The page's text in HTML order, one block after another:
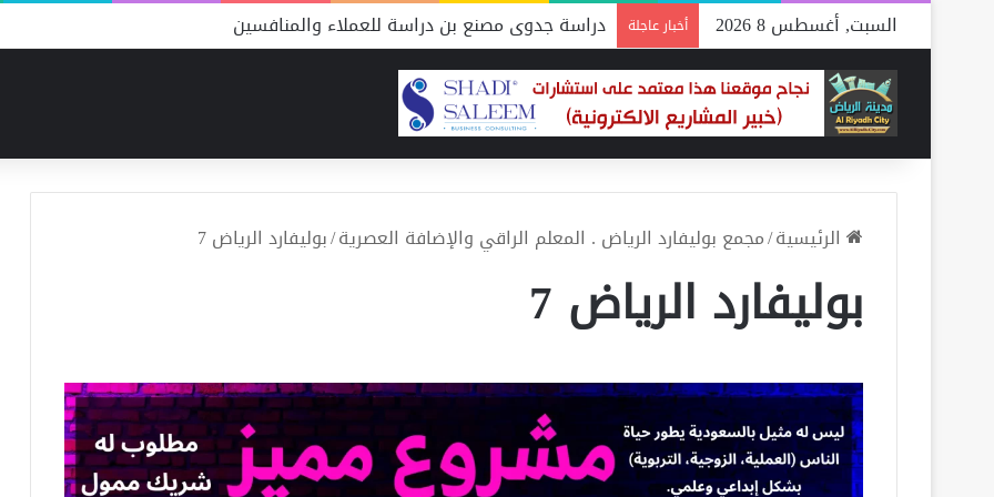
السبت, أغسطس 8 2026 أخبار عاجلة دراسة جدوى مصنع بن دراسة للعملاء والمنافسين
الرئيسية/مجمع بوليفارد الرياض . المعلم الراقي والإضافة العصرية/بوليفارد الرياض 7
بوليفارد الرياض 7